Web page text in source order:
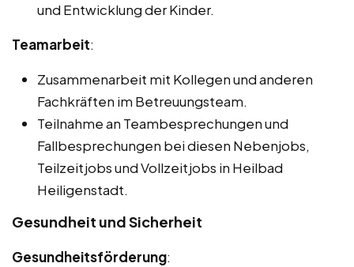
und Entwicklung der Kinder.
Teamarbeit:
Zusammenarbeit mit Kollegen und anderen
Fachkräften im Betreuungsteam.
Teilnahme an Teambesprechungen und
Fallbesprechungen bei diesen Nebenjobs,
Teilzeitjobs und Vollzeitjobs in Heilbad
Heiligenstadt.
Gesundheit und Sicherheit
Gesundheitsförderung: